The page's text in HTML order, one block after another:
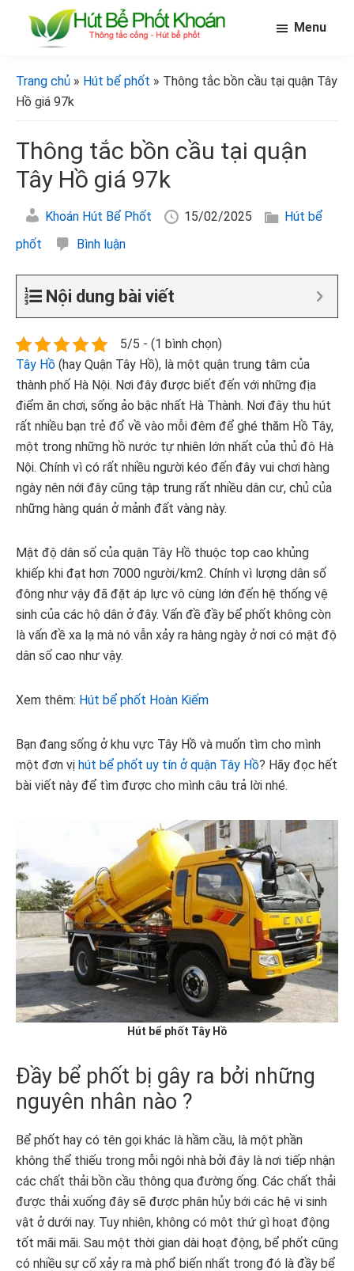
phốt
khoán]
bể
phốt
Menu
Trang chủ » Hút bể phốt » Thông tắc bồn cầu tại quận Tây
Hồ giá 97k
Thông tắc bồn cầu tại quận
Tây Hồ giá 97k
Khoán Hút Bể Phốt 15/02/2025
Hút bể
phốt
Bình luận
Nội dung bài viết
5/5 - (1 bình chọn)
Tây Hồ (hay Quận Tây Hồ), là một quận trung tâm của
thành phố Hà Nội. Nơi đây được biết đến với những địa
điểm ăn chơi, sống ảo bậc nhất Hà Thành. Nơi đây thu hút
rất nhiều bạn trẻ đổ về vào mỗi đêm để ghé thăm Hồ Tây,
một trong những hồ nước tự nhiên lớn nhất của thủ đô Hà
Nội. Chính vì có rất nhiều người kéo đến đây vui chơi hàng
ngày nên nới đây cũng tập trung rất nhiều dân cư, chủ của
những hàng quán ở mảnh đất vàng này.
Mật độ dân số của quận Tây Hồ thuộc top cao khủng
khiếp khi đạt hơn 7000 người/km2. Chính vì lượng dân số
đông như vậy đã đặt áp lực vô cùng lớn đến hệ thống vệ
sinh của các hộ dân ở đây. Vấn đề đầy bể phốt không còn
là vấn đề xa lạ mà nó vẫn xảy ra hàng ngày ở nơi có mật độ
dân số cao như vậy.
Xem thêm: Hút bể phốt Hoàn Kiếm
Bạn đang sống ở khu vực Tây Hồ và muốn tìm cho mình
một đơn vị hút bể phốt uy tín ở quận Tây Hồ? Hãy đọc hết
bài viết này để tìm được cho mình câu trả lời nhé.
Hút bể phốt Tây Hồ
Đầy bể phốt bị gây ra bởi những
nguyên nhân nào ?
Bể phốt hay có tên gọi khác là hầm cầu, là một phần
không thể thiếu trong mỗi ngôi nhà bởi đây là nơi tiếp nhận
các chất thải bồn cầu thông qua đường ống. Các chất thải
được thải xuống đây sẽ được phân hủy bới các hệ vi sinh
vật ở dưới nay. Tuy nhiên, không có một thứ gì hoạt động
tốt mãi mãi. Sau một thời gian dài hoạt động, bể phốt cũng
có nhiều sự cố xảy ra mà phổ biến nhất trong đó là đầy bể